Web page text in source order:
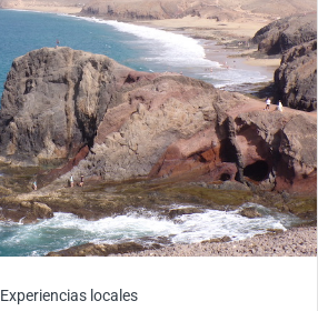
Experiencias locales